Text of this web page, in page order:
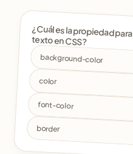
texto en CSS?
background-color
color
font-color
border